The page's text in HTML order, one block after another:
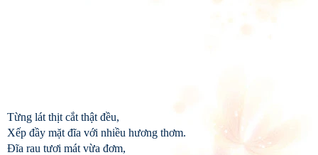
Từng lát thịt cắt thật đều,
Xếp đầy mặt đĩa với nhiều hương thơm.
Đĩa rau tươi mát vừa đơm,